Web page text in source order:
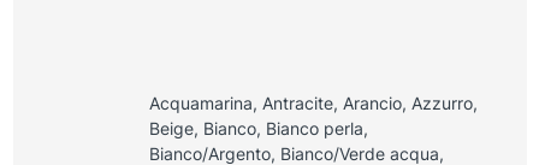
Acquamarina, Antracite, Arancio, Azzurro,
Beige, Bianco, Bianco perla,
Bianco/Argento, Bianco/Verde acqua,